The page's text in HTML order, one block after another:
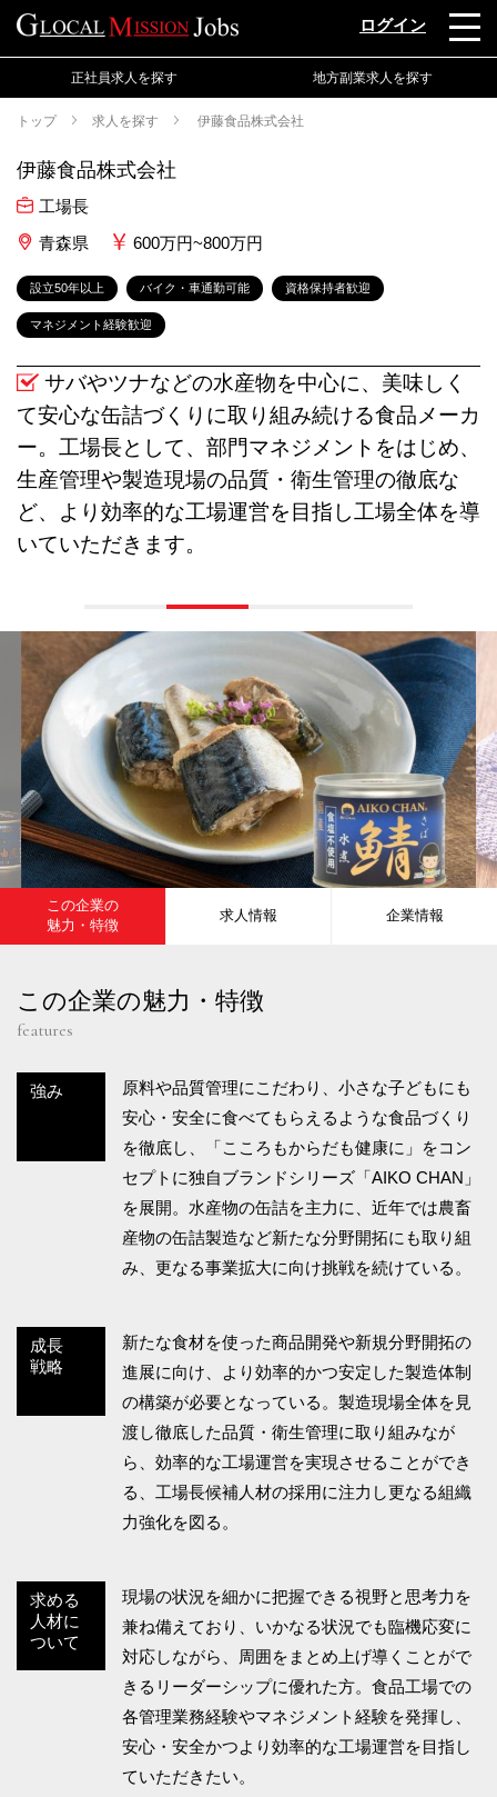
ログイン
正社員求人を探す 地方副業求人を探す
トップ 求人を探す 伊藤食品株式会社
伊藤食品株式会社
工場長
青森県
600万円~800万円
設立50年以上 バイク・車通勤可能 資格保持者歓迎
マネジメント経験歓迎
サバやツナなどの水産物を中心に、美味しく
て安心な缶詰づくりに取り組み続ける食品メーカ
ー。工場長として、部門マネジメントをはじめ、
生産管理や製造現場の品質・衛生管理の徹底な
ど、より効率的な工場運営を目指し工場全体を導
いていただきます。
この企業の
魅力・特徴
求人情報 企業情報
この企業の魅力・特徴
features
強み
原料や品質管理にこだわり、小さな子どもにも
安心・安全に食べてもらえるような食品づくり
を徹底し、「こころもからだも健康に」をコン
セプトに独自ブランドシリーズ「AIKO CHAN」
を展開。水産物の缶詰を主力に、近年では農畜
産物の缶詰製造など新たな分野開拓にも取り組
み、更なる事業拡大に向け挑戦を続けている。
成長
戦略
新たな食材を使った商品開発や新規分野開拓の
進展に向け、より効率的かつ安定した製造体制
の構築が必要となっている。製造現場全体を見
渡し徹底した品質・衛生管理に取り組みなが
ら、効率的な工場運営を実現させることができ
る、工場長候補人材の採用に注力し更なる組織
力強化を図る。
求める
人材に
ついて
現場の状況を細かに把握できる視野と思考力を
兼ね備えており、いかなる状況でも臨機応変に
対応しながら、周囲をまとめ上げ導くことがで
きるリーダーシップに優れた方。食品工場での
各管理業務経験やマネジメント経験を発揮し、
安心・安全かつより効率的な工場運営を目指し
ていただきたい。